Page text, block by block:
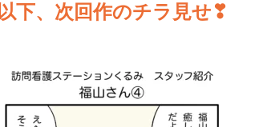
以下、次回作のチラ見せ❣